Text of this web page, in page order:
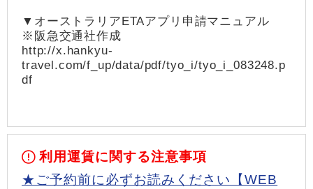
▼オーストラリアETAアプリ申請マニュアル
※阪急交通社作成
http://x.hankyu-
travel.com/f_up/data/pdf/tyo_i/tyo_i_083248.p
df
利用運賃に関する注意事項
★ご予約前に必ずお読みください【WEB